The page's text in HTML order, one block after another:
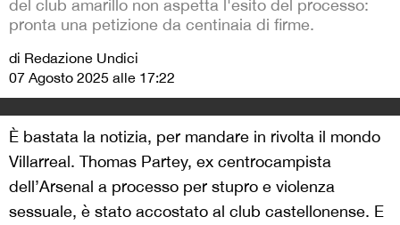
del club amarillo non aspetta l'esito del processo:
pronta una petizione da centinaia di firme.
di Redazione Undici
07 Agosto 2025 alle 17:22
È bastata la notizia, per mandare in rivolta il mondo
Villarreal. Thomas Partey, ex centrocampista
dell’Arsenal a processo per stupro e violenza
sessuale, è stato accostato al club castellonense. E